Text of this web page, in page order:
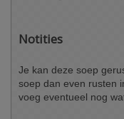
Notities
Je kan deze soep
soep dan even rusten
voeg eventueel nog